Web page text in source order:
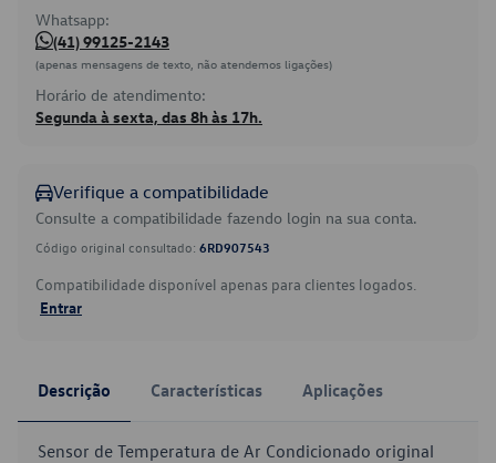
Whatsapp:
(41) 99125-2143
(apenas mensagens de texto, não atendemos ligações)
Horário de atendimento:
Segunda à sexta, das 8h às 17h.
Verifique a compatibilidade
Consulte a compatibilidade fazendo login na sua conta.
Código original consultado: 6RD907543
Compatibilidade disponível apenas para clientes logados.
Entrar
Descrição Características Aplicações
Sensor de Temperatura de Ar Condicionado original